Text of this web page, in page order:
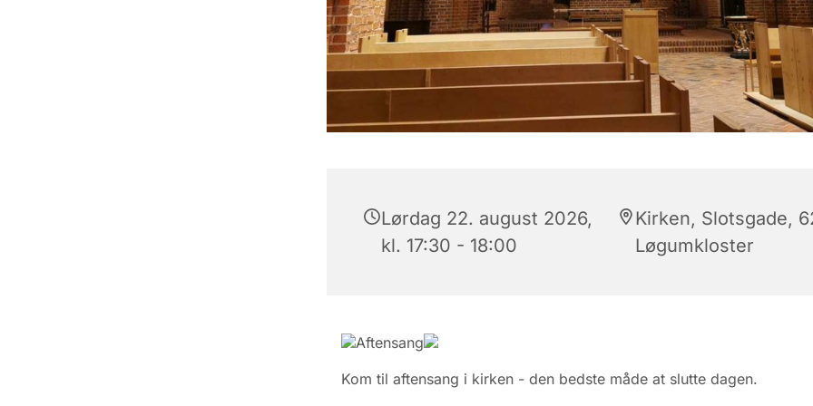
Lørdag 22. august 2026,
kl. 17:30 - 18:00
Kirken, Slotsgade,
Løgumkloster
Aftensang
Kom til aftensang i kirken - den bedste måde at slutte dagen.